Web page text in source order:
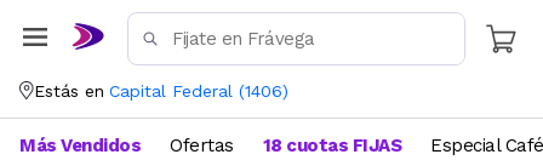
Estás en Capital Federal (1406)
Más Vendidos Ofertas 18 cuotas FIJAS Especial Café